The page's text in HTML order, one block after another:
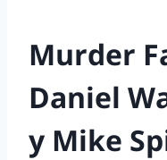
Murder
Daniel
y Mike